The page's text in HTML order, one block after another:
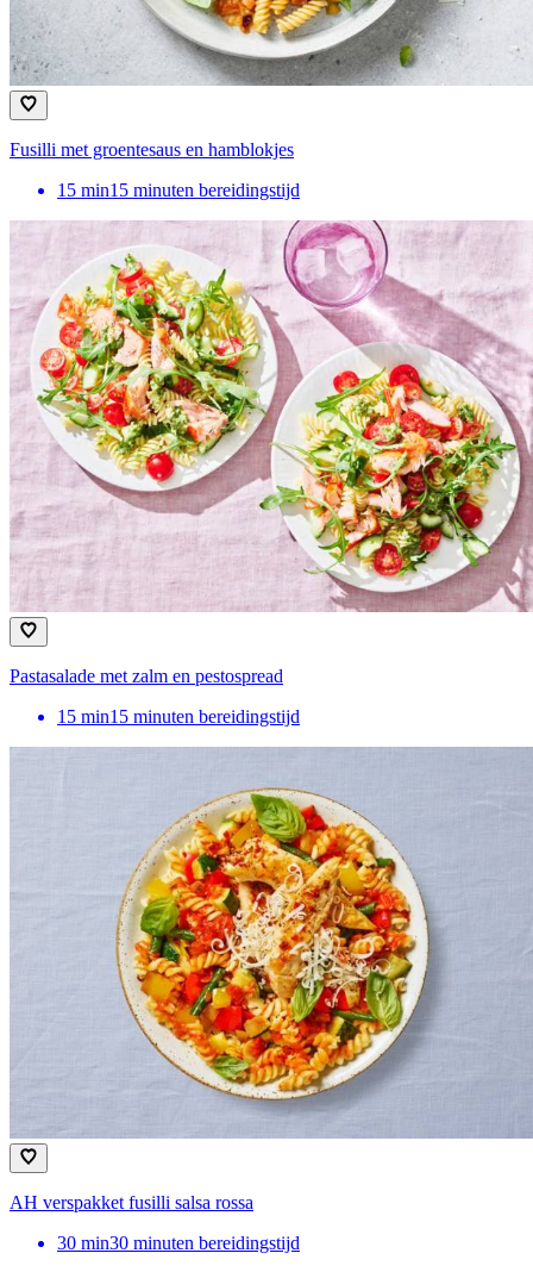
Fusilli met groentesaus en hamblokjes
15 min15 minuten bereidingstijd
Pastasalade met zalm en pestospread
15 min15 minuten bereidingstijd
AH verspakket fusilli salsa rossa
30 min30 minuten bereidingstijd